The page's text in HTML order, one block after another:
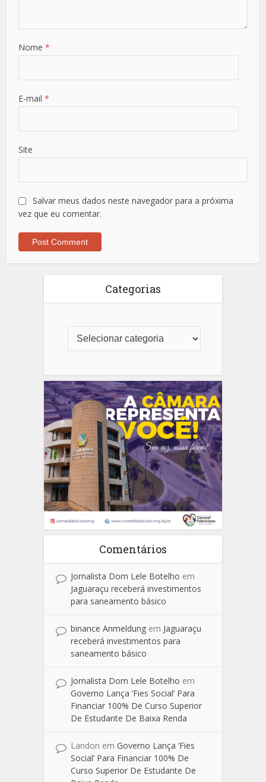
Nome*
E-mail*
Site
Salvar meus dados neste navegador para a próxima
vez que eu comentar.
Categorias
Comentários
Jornalista Dom Lele Botelho em
Jaguaraçu receberá investimentos
para saneamento básico
binance Anmeldung em Jaguaraçu
receberá investimentos para
saneamento básico
Jornalista Dom Lele Botelho em
Governo Lança ‘Fies Social’ Para
Financiar 100% De Curso Superior
De Estudante De Baixa Renda
Landon em Governo Lança ‘Fies
Social’ Para Financiar 100% De
Curso Superior De Estudante De